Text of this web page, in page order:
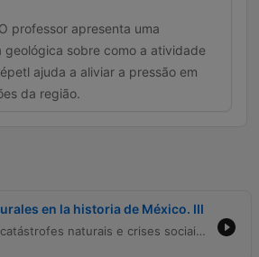
professor apresenta uma
geológica sobre como a atividade
ajuda a aliviar a pressão em
da região.
en la historia de México. III
O programa explora as catástrofes naturais e crises sociais no México durante o século XVII, detalhando eventos como o dilúvio de San Mateo, a atividade vulcânica do Popocatépetl e os impactos climáticos na Armada Invencível espanhola. O episódio também aborda as consequências da consanguinidade na dinastia Habsburgo e as tensões geopolíticas do período virreinal. A narrativa conecta fenômenos naturais à história política, discutindo como naufrágios preservaram tesouros arqueológicos e como a fome e o aumento de impostos desencadearam revoltas populares, como o motim de 1692. O debate encerra-se refletindo sobre as epidemias e a severidade dos eventos naturais que moldaram a região.